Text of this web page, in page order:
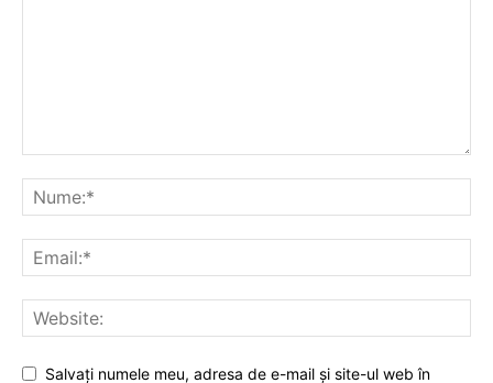
Salvați numele meu, adresa de e-mail și site-ul web în